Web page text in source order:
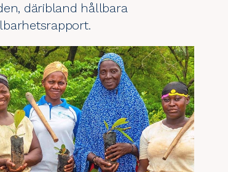
däribland hållbara
.